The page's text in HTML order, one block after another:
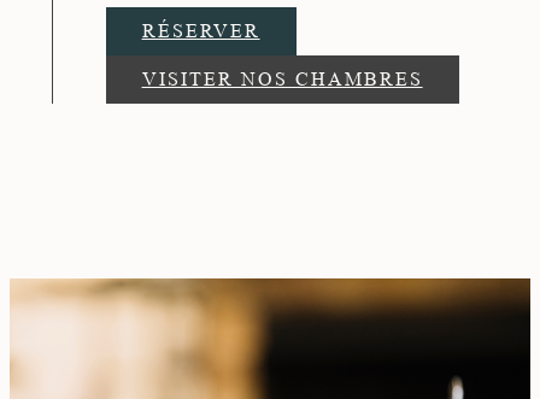
RÉSERVER
VISITER NOS CHAMBRES